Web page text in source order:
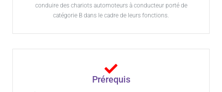
conduire des chariots automoteurs à conducteur porté de
catégorie B dans le cadre de leurs fonctions.
Prérequis